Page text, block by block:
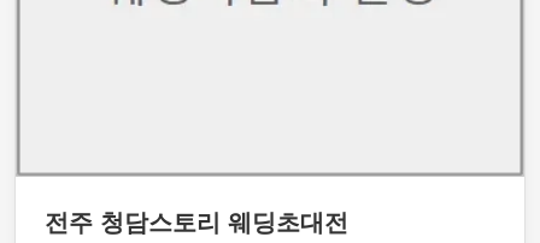
전주 청담스토리 웨딩초대전